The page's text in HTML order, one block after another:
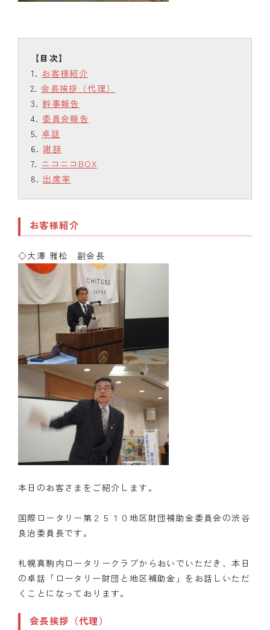
お客様紹介
会長挨拶（代理）
幹事報告
委員会報告
卓話
謝辞
ニコニコBOX
出席率
お客様紹介
◇大澤 雅松 副会長
本日のお客さまをご紹介します。
国際ロータリー第２５１０地区財団補助金委員会の渋谷
良治委員長です。
札幌真駒内ロータリークラブからおいでいただき、本日
の卓話「ロータリー財団と地区補助金」をお話しいただ
くことになっております。
会長挨拶（代理）